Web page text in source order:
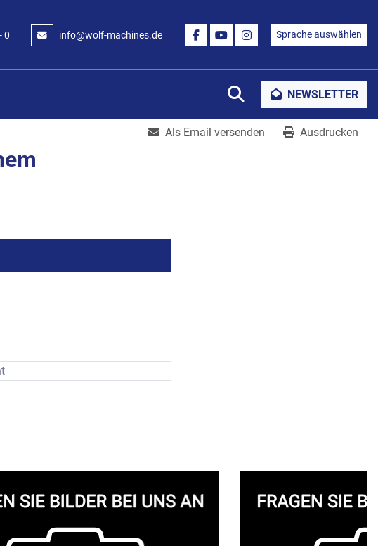
0 info@wolf-machines.de
FACEBOOK
YOUTUBEINSTAGRAM
Sprache auswählen
SucheNEWSLETTER
Als Email versenden Ausdrucken